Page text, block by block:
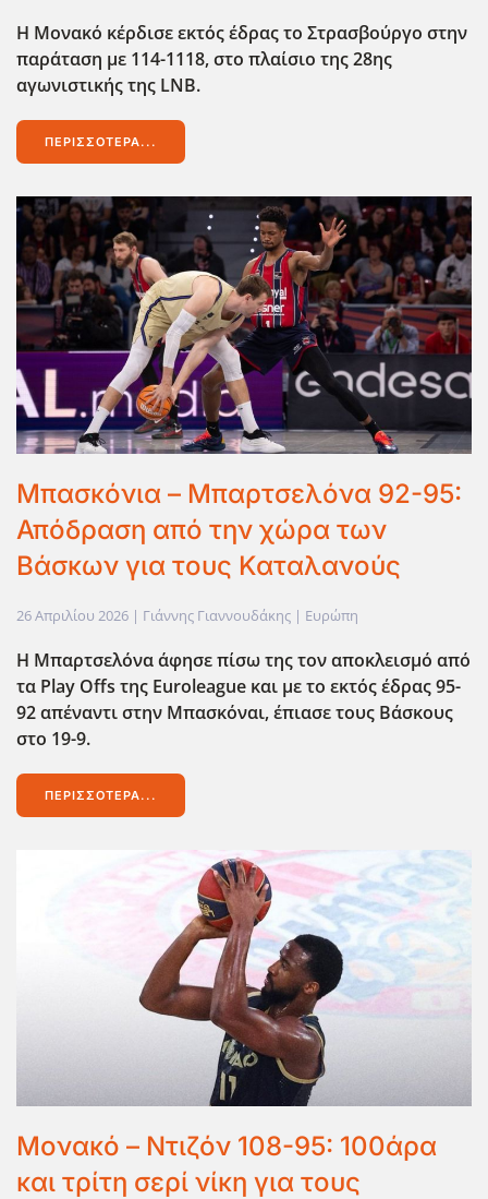
Η Μονακό κέρδισε εκτός έδρας το Στρασβούργο στην
παράταση με 114-1118, στο πλαίσιο της 28ης
αγωνιστικής της LNB.
ΠΕΡΙΣΣΌΤΕΡΑ...
Μπασκόνια – Μπαρτσελόνα 92-95:
Απόδραση από την χώρα των
Βάσκων για τους Καταλανούς
26 Απριλίου 2026 | Γιάννης Γιαννουδάκης | Ευρώπη
Η Μπαρτσελόνα άφησε πίσω της τον αποκλεισμό από
τα Play Offs της Euroleague και με το εκτός έδρας 95-
92 απέναντι στην Μπασκόναι, έπιασε τους Βάσκους
στο 19-9.
ΠΕΡΙΣΣΌΤΕΡΑ...
Μονακό – Ντιζόν 108-95: 100άρα
και τρίτη σερί νίκη για τους